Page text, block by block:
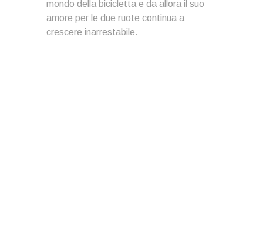
mondo della bicicletta e da allora il suo
amore per le due ruote continua a
crescere inarrestabile.